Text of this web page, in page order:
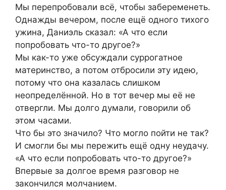
Мы перепробовали всё, чтобы забеременеть.
Однажды вечером, после ещё одного тихого
ужина, Даниэль сказал: «А что если
попробовать что-то другое?»
Мы как-то уже обсуждали суррогатное
материнство, а потом отбросили эту идею,
потому что она казалась слишком
неопределённой. Но в тот вечер мы её не
отвергли. Мы долго думали, говорили об
этом часами.
Что бы это значило? Что могло пойти не так?
И смогли бы мы пережить ещё одну неудачу.
«А что если попробовать что-то другое?»
Впервые за долгое время разговор не
закончился молчанием.